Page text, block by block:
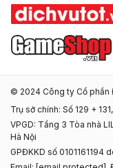
© 2024 Công ty Cổ phần
Trụ sở chính: Số 129 +
VPGD: Tầng 3 Tòa nhà
Hà Nội
GPĐKKD số 0101161194